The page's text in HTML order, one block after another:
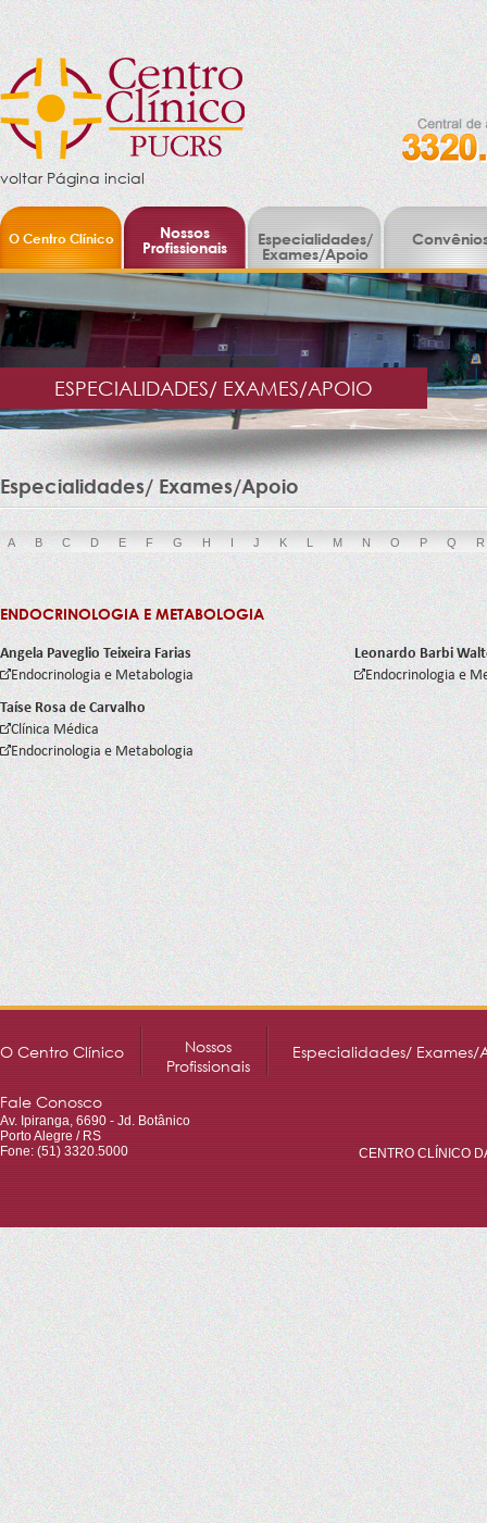
voltar Página incial
O Centro Clínico
Nossos
Profissionais
Especialidades/
Exames/Apoio
ESPECIALIDADES/ EXAMES/APOIO
Especialidades/ Exames/Apoio
A B C D E F G H I J K L M N O P Q R
ENDOCRINOLOGIA E METABOLOGIA
Angela Paveglio Teixeira Farias
Endocrinologia e Metabologia
Taíse Rosa de Carvalho
Clínica Médica
Endocrinologia e Metabologia
Leonardo Barbi
Endocrinologia e
O Centro Clínico
Nossos
Profissionais
Especialidades/ Exames/
Fale Conosco
Av. Ipiranga, 6690 - Jd. Botânico
Porto Alegre / RS
Fone: (51) 3320.5000
CENTRO CLÍNICO